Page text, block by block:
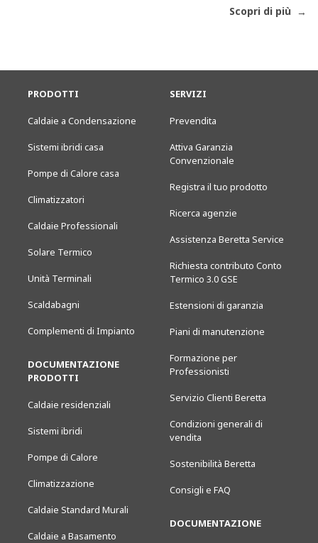
Scopri di più
PRODOTTI
Caldaie a Condensazione
Sistemi ibridi casa
Pompe di Calore casa
Climatizzatori
Caldaie Professionali
Solare Termico
Unità Terminali
Scaldabagni
Complementi di Impianto
DOCUMENTAZIONE
PRODOTTI
Caldaie residenziali
Sistemi ibridi
Pompe di Calore
Climatizzazione
Caldaie Standard Murali
Caldaie a Basamento
SERVIZI
Prevendita
Attiva Garanzia
Convenzionale
Registra il tuo prodotto
Ricerca agenzie
Assistenza Beretta Service
Richiesta contributo Conto
Termico 3.0 GSE
Estensioni di garanzia
Piani di manutenzione
Formazione per
Professionisti
Servizio Clienti Beretta
Condizioni generali di
vendita
Sostenibilità Beretta
Consigli e FAQ
DOCUMENTAZIONE